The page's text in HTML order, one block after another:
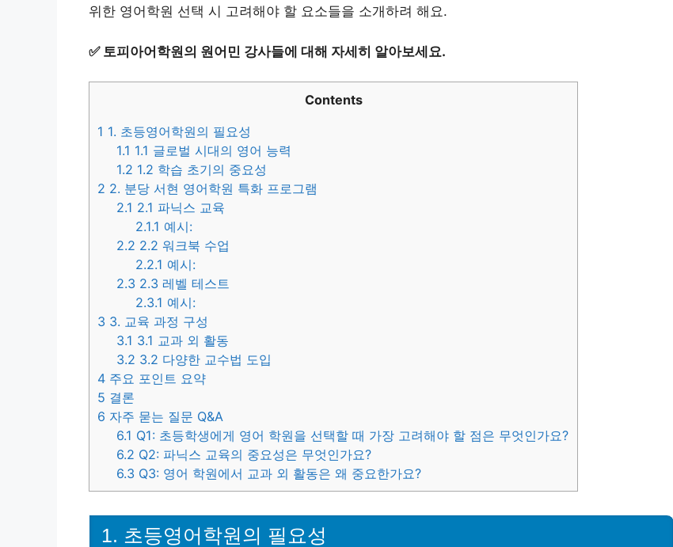
위한 영어학원 선택 시 고려해야 할 요소들을 소개하려 해요.
✅ 토피아어학원의 원어민 강사들에 대해 자세히 알아보세요.
Contents
1 1. 초등영어학원의 필요성
1.1 1.1 글로벌 시대의 영어 능력
1.2 1.2 학습 초기의 중요성
2 2. 분당 서현 영어학원 특화 프로그램
2.1 2.1 파닉스 교육
2.1.1 예시:
2.2 2.2 워크북 수업
2.2.1 예시:
2.3 2.3 레벨 테스트
2.3.1 예시:
3 3. 교육 과정 구성
3.1 3.1 교과 외 활동
3.2 3.2 다양한 교수법 도입
4 주요 포인트 요약
5 결론
6 자주 묻는 질문 Q&A
6.1 Q1: 초등학생에게 영어 학원을 선택할 때 가장 고려해야 할 점은 무엇인가요?
6.2 Q2: 파닉스 교육의 중요성은 무엇인가요?
6.3 Q3: 영어 학원에서 교과 외 활동은 왜 중요한가요?
1. 초등영어학원의 필요성